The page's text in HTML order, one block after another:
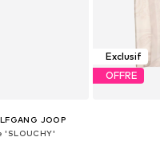
JOOP
'SLOUCHY'
Exclusif
OFFRE